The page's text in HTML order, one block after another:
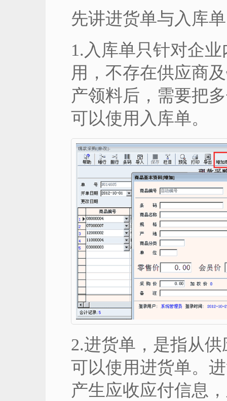
先讲进货单与入库
1.入库单只针对企
用，不存在供应商
产领料后，需要把
可以使用入库单。
2.进货单，是指从
可以使用进货单。
产生应收应付信息